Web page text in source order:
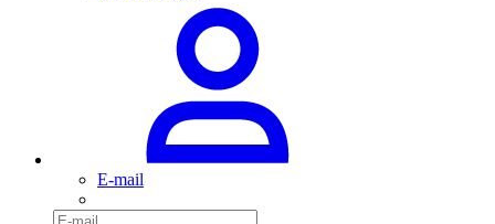
E-mail